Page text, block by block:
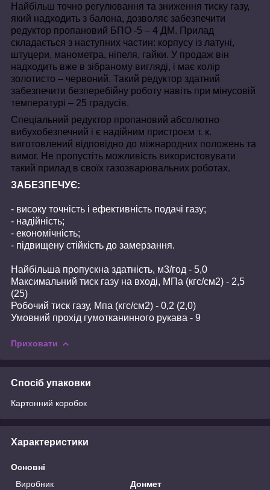
Найбільш точно регулювання та зниження тиску газу,
який надходить з балона, дозволяє забезпечити
редуктор пропановий БПО -5 – 4 ДМ. Прилад
складається з наступних частин: корпусу із латуні,
штуцери, манометра, ніпеля, гайки. У продаж він
надходить вже в зібраному вигляді, і має колір
золотисто – червоний. Такий редуктор здатний
забезпечити безперебійну роботу навіть при мінусовій
температурі – 25 градусів.
Спеціальний редуктор пропановий абсолютно
вибухобезпечний і є надійним пристроєм т. к.
виготовлений відповідно до міжнародних положень та
вимог. Не пропустіть можливість використовувати
такий прилад в своїх газозварювальних роботах.
ЗАБЕЗПЕЧУЄ:
- високу точність і ефективність подачі газу;
- надійність;
- економічність;
- підвищену стійкість до замерзання.
Найбільша пропускна здатність, м3/год - 5,0
Максимальний тиск газу на вході, МПа (кгс/см2) - 2,5
(25)
Робочий тиск газу, Мпа (кгс/см2) - 0,2 (2,0)
Умовний прохід гумотканинного рукава - 9
Приховати
Спосіб упаковки
Картонний коробок
Характеристики
Основні
Виробник
Донмет